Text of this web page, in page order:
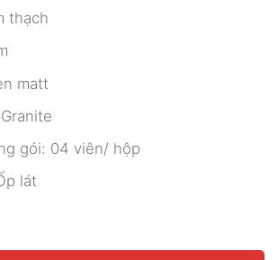
thạch
matt
gói: 04 viên/ hộp
lát
30X90 MÃ LTH D03 số lượng